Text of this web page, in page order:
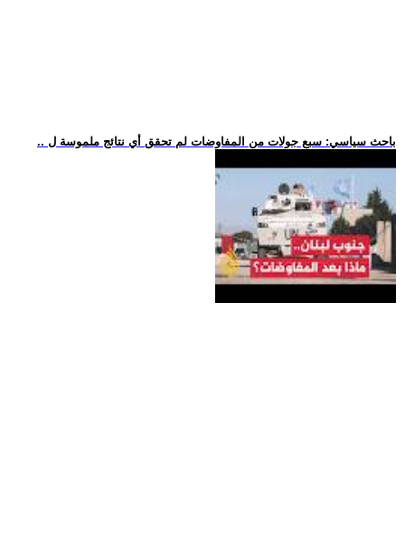
.. باحث سياسي: سبع جولات من المفاوضات لم تحقق أي نتائج ملموسة ل